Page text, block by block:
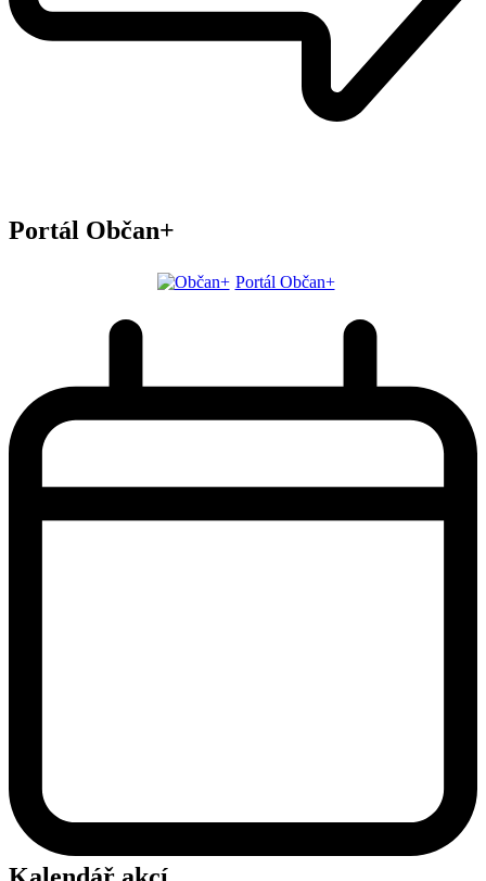
Portál Občan+
Portál Občan+